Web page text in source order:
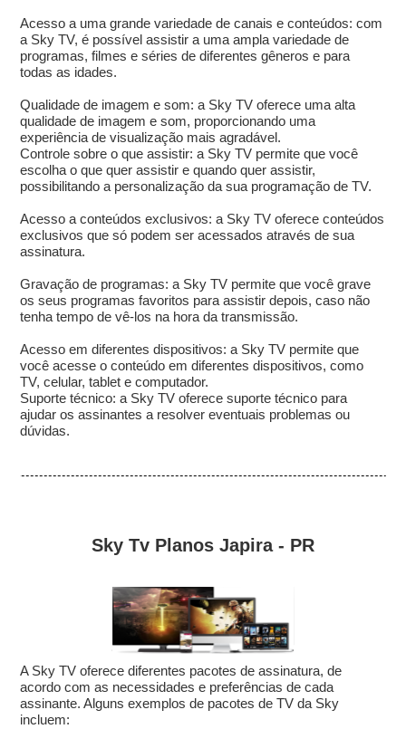
Acesso a uma grande variedade de canais e conteúdos: com
a Sky TV, é possível assistir a uma ampla variedade de
programas, filmes e séries de diferentes gêneros e para
todas as idades.
Qualidade de imagem e som: a Sky TV oferece uma alta
qualidade de imagem e som, proporcionando uma
experiência de visualização mais agradável.
Controle sobre o que assistir: a Sky TV permite que você
escolha o que quer assistir e quando quer assistir,
possibilitando a personalização da sua programação de TV.
Acesso a conteúdos exclusivos: a Sky TV oferece conteúdos
exclusivos que só podem ser acessados através de sua
assinatura.
Gravação de programas: a Sky TV permite que você grave
os seus programas favoritos para assistir depois, caso não
tenha tempo de vê-los na hora da transmissão.
Acesso em diferentes dispositivos: a Sky TV permite que
você acesse o conteúdo em diferentes dispositivos, como
TV, celular, tablet e computador.
Suporte técnico: a Sky TV oferece suporte técnico para
ajudar os assinantes a resolver eventuais problemas ou
dúvidas.
Sky Tv Planos Japira - PR
A Sky TV oferece diferentes pacotes de assinatura, de
acordo com as necessidades e preferências de cada
assinante. Alguns exemplos de pacotes de TV da Sky
incluem: